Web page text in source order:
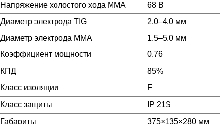
Напряжение холостого хода MMA
68 В
Диаметр электрода TIG
2.0–4.0 мм
Диаметр электрода MMA
1.5–5.0 мм
Коэффициент мощности
0.76
КПД
85%
Класс изоляции
F
Класс защиты
IP 21S
Габариты
375×135×280 мм